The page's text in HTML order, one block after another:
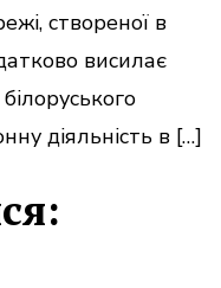
створеної в
висилає
діяльність в […]